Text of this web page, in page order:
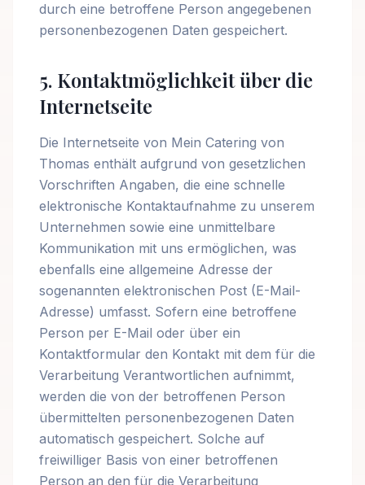
durch eine betroffene Person angegebenen
personenbezogenen Daten gespeichert.
5. Kontaktmöglichkeit über die
Internetseite
Die Internetseite von Mein Catering von
Thomas enthält aufgrund von gesetzlichen
Vorschriften Angaben, die eine schnelle
elektronische Kontaktaufnahme zu unserem
Unternehmen sowie eine unmittelbare
Kommunikation mit uns ermöglichen, was
ebenfalls eine allgemeine Adresse der
sogenannten elektronischen Post (E-Mail-
Adresse) umfasst. Sofern eine betroffene
Person per E-Mail oder über ein
Kontaktformular den Kontakt mit dem für die
Verarbeitung Verantwortlichen aufnimmt,
werden die von der betroffenen Person
übermittelten personenbezogenen Daten
automatisch gespeichert. Solche auf
freiwilliger Basis von einer betroffenen
Person an den für die Verarbeitung